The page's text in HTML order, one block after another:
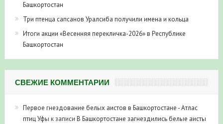
Башкортостан
Три птенца сапсанов Уралсиба получили имена и кольца
Итоги акции «Весенняя перекличка-2026» в Республике
Башкортостан
СВЕЖИЕ КОММЕНТАРИИ
Первое гнездование белых аистов в Башкортостане - Атлас
птиц Уфы к записи В Башкортостане загнездились белые аисты